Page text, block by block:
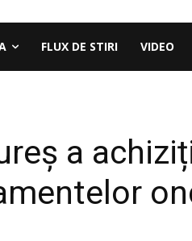
FLUX DE STIRI VIDEO
a